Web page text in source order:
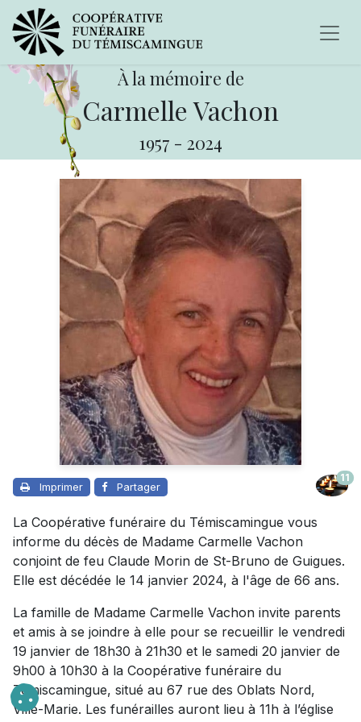
À la mémoire de
Carmelle Vachon
1957 - 2024
Imprimer Partager
11
La Coopérative funéraire du Témiscamingue vous
informe du décès de Madame Carmelle Vachon
conjoint de feu Claude Morin de St-Bruno de Guigues.
Elle est décédée le 14 janvier 2024, à l'âge de 66 ans.
La famille de Madame Carmelle Vachon invite parents
et amis à se joindre à elle pour se recueillir le vendredi
19 janvier de 18h30 à 21h30 et le samedi 20 janvier de
9h00 à 10h30 à la Coopérative funéraire du
Témiscamingue, situé au 67 rue des Oblats Nord,
Ville-Marie. Les funérailles auront lieu à 11h à l’église